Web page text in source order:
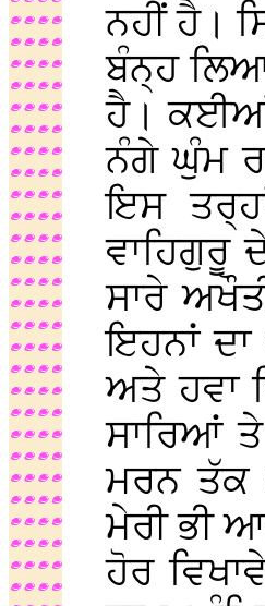
ਨਹੀਂ ਹੈ।
ਬੰਨ੍ਹ
ਹੈ। ਕਈਆਂ
ਨੰਗੇ ਘੁੰਮ
ਇਸ
ਵਾਹਿਗੁਰੂ
ਸਾਰੇ
ਇਹਨਾਂ
ਅਤੇ ਹਵਾ
ਸਾਰਿਆਂ
ਮਰਨ ਤੱਕ
ਮੇਰੀ ਭੀ
ਹੋਰ